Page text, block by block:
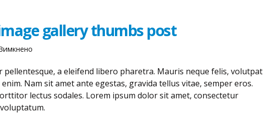
gallery thumbs post
до
is
a
standard
image
a eleifend libero pharetra. Mauris neque felis, volutpat
Nam sit amet ante egestas, gravida tellus vitae, semper eros.
lectus sodales. Lorem ipsum dolor sit amet, consectetur